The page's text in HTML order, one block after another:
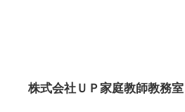
株式会社ＵＰ家庭教師教務室